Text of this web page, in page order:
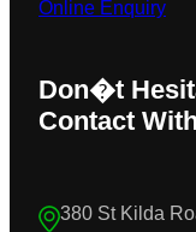
Online Enquiry
Don�t
Contact
380 St Kilda